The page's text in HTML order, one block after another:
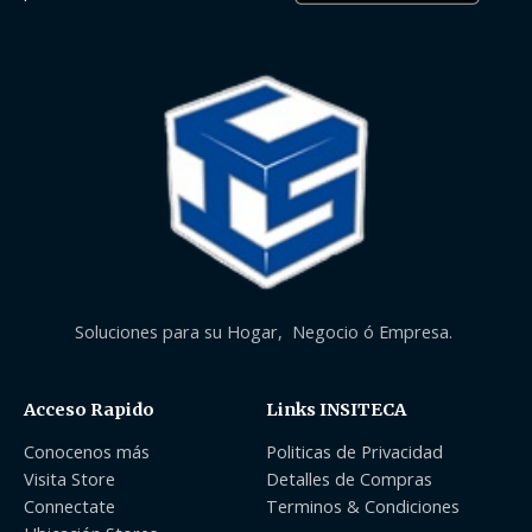
Soluciones para su Hogar, Negocio ó Empresa.
Acceso Rapido
Conocenos más
Visita Store
Connectate
Links INSITECA
Politicas de Privacidad
Detalles de Compras
Terminos & Condiciones